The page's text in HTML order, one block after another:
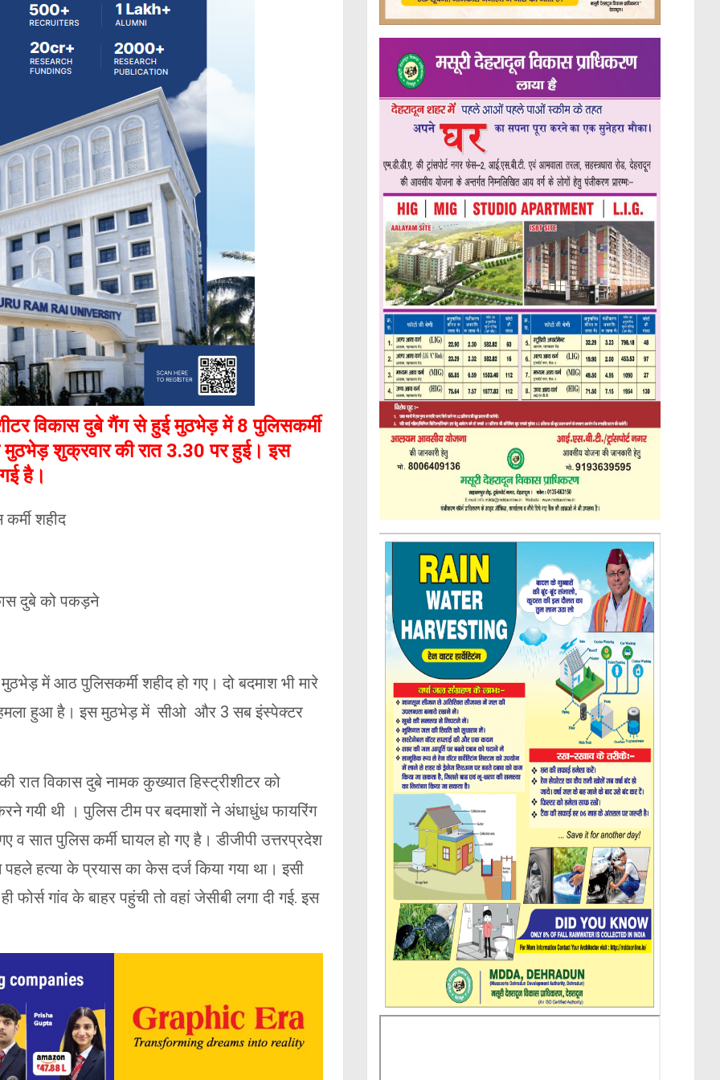
विकास दुबे गैंग से हुई मुठभेड़ में 8 पुलिसकर्मी
मुठभेड़ शुक्रवार की रात 3.30 पर हुई। इस
है।
शहीद
दुबे को पकड़ने
में आठ पुलिसकर्मी शहीद हो गए। दो बदमाश भी मारे
हमला हुआ है। इस मुठभेड़ में सीओ और 3 सब इंस्पेक्टर
रात विकास दुबे नामक कुख्यात हिस्ट्रीशीटर को
गयी थी ।पुलिस टीम पर बदमाशों ने अंधाधुंध फायरिंग
सात पुलिस कर्मी घायल हो गए है। डीजीपी उत्तरप्रदेश
हत्या के प्रयास का केस दर्ज किया गया था। इसी
गांव के बाहर पहुंची तो वहां जेसीबी लगा दी गई. इस